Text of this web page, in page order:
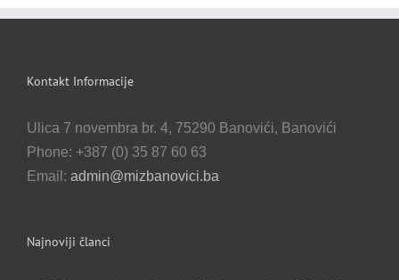
Kontakt Informacije
Ulica 7 novembra br. 4, 75290 Banovići, Banovići
Phone: +387 (0) 35 87 60 63
Email: admin@mizbanovici.ba
Najnoviji članci